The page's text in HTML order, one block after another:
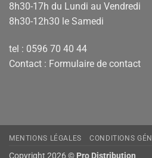
8h30-17h du Lundi au Vendredi
8h30-12h30 le Samedi
tel : 0596 70 40 44
Contact : Formulaire de contact
MENTIONS LÉGALES CONDITIONS